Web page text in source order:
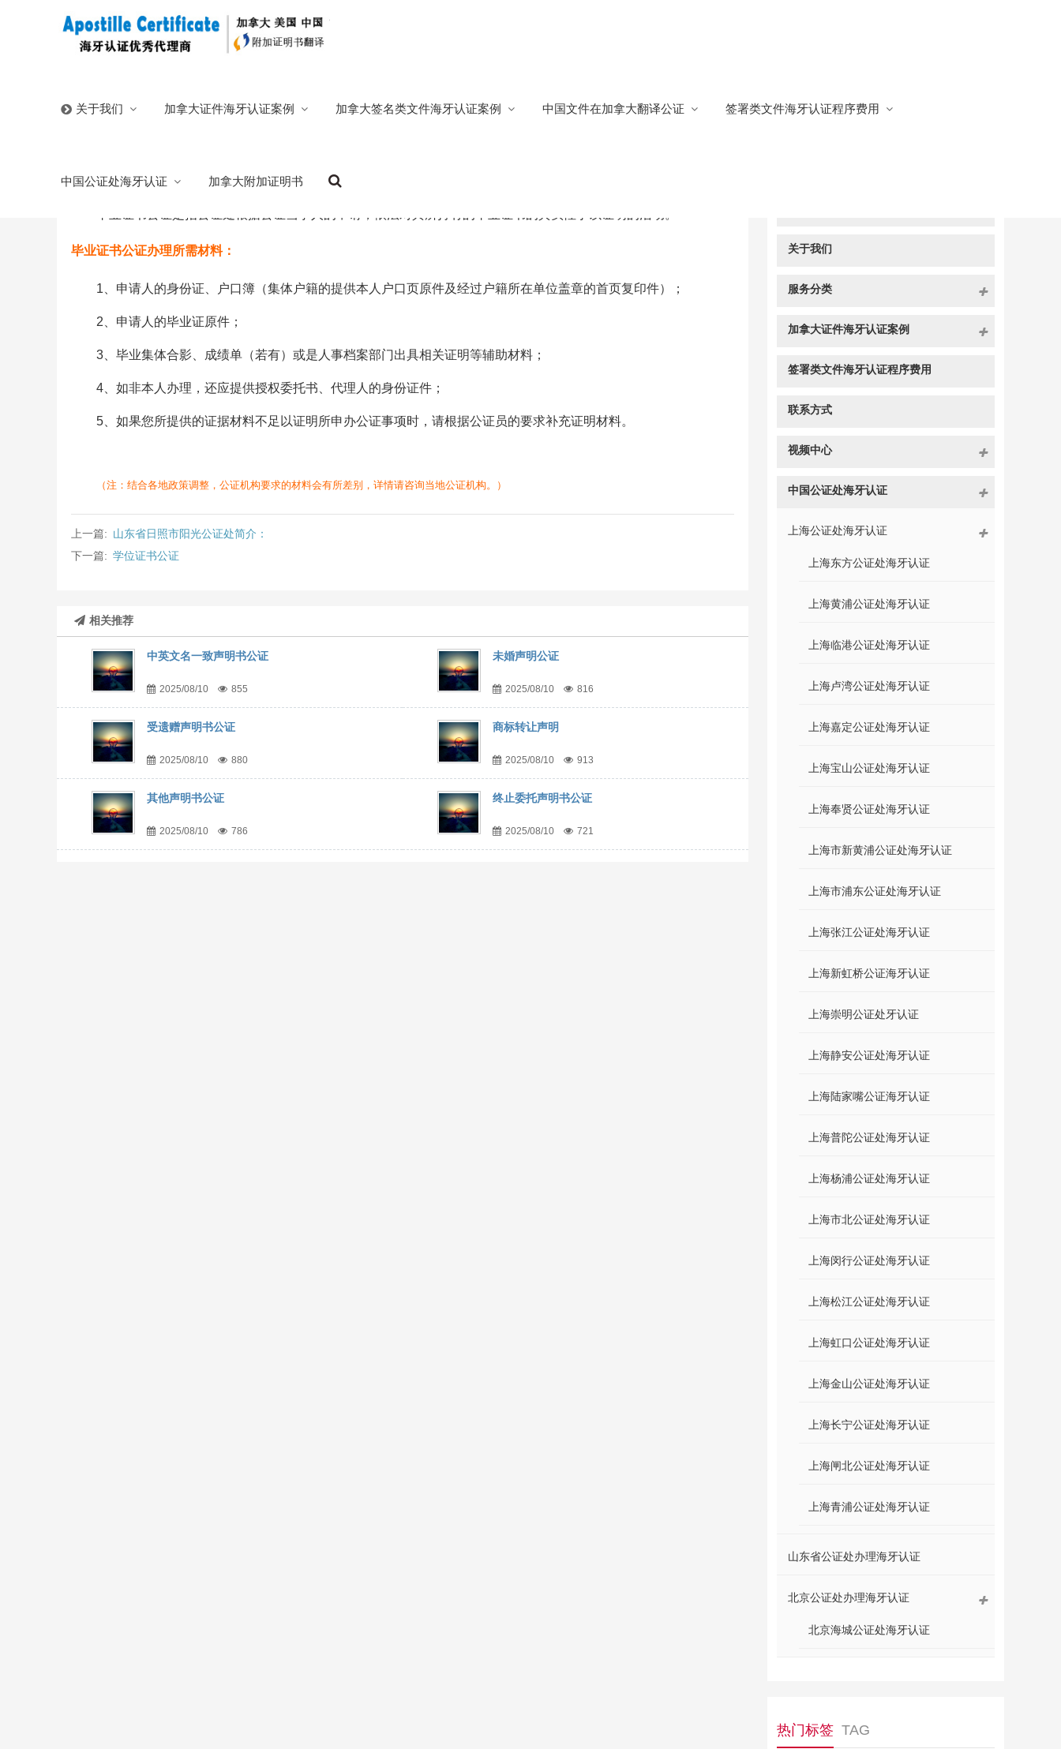
关于我们 加拿大证件海牙认证案例 加拿大签名类文件海牙认证案例 中国文件在加拿大翻译公证 签署类文件海牙认证程序费用
中国公证处海牙认证 加拿大附加证明书
2025/08/09 分类: 中国公证处海牙认证 山东日照公证处办理海牙认证
毕业证书公证办理所需材料：
1、申请人的身份证、户口簿（集体户籍的提供本人户口页原件及经过户籍所在单位盖章的首页复印件）；
2、申请人的毕业证原件；
3、毕业集体合影、成绩单（若有）或是人事档案部门出具相关证明等辅助材料；
4、如非本人办理，还应提供授权委托书、代理人的身份证件；
5、如果您所提供的证据材料不足以证明所申办公证事项时，请根据公证员的要求补充证明材料。
（注：结合各地政策调整，公证机构要求的材料会有所差别，详情请咨询当地公证机构。）
上一篇: 山东省日照市阳光公证处简介：
下一篇: 学位证书公证
相关推荐
中英文名一致声明书公证
2025/08/10 855
未婚声明公证
2025/08/10 816
受遗赠声明书公证
2025/08/10 880
商标转让声明
2025/08/10 913
其他声明书公证
2025/08/10 786
终止委托声明书公证
2025/08/10 721
关于我们
服务分类
加拿大证件海牙认证案例
签署类文件海牙认证程序费用
联系方式
视频中心
中国公证处海牙认证
上海公证处海牙认证
上海东方公证处海牙认证
上海黄浦公证处海牙认证
上海临港公证处海牙认证
上海卢湾公证处海牙认证
上海嘉定公证处海牙认证
上海宝山公证处海牙认证
上海奉贤公证处海牙认证
上海市新黄浦公证处海牙认证
上海市浦东公证处海牙认证
上海张江公证处海牙认证
上海新虹桥公证海牙认证
上海崇明公证处牙认证
上海静安公证处海牙认证
上海陆家嘴公证海牙认证
上海普陀公证处海牙认证
上海杨浦公证处海牙认证
上海市北公证处海牙认证
上海闵行公证处海牙认证
上海松江公证处海牙认证
上海虹口公证处海牙认证
上海金山公证处海牙认证
上海长宁公证处海牙认证
上海闸北公证处海牙认证
上海青浦公证处海牙认证
山东省公证处办理海牙认证
北京公证处办理海牙认证
北京海城公证处海牙认证
热门标签 TAG